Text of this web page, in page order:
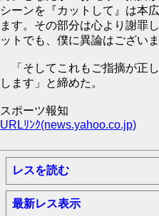
シーンを『カットして』は本
ます。その部分は心より謝罪
ットでも、僕に異論はござい
「そしてこれもご指摘が正
します」と締めた。
スポーツ報知
URLﾘﾝｸ(news.yahoo.co.jp)
レスを読む
最新レス表示